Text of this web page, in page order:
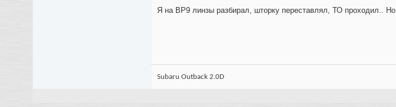
Я на BP9 линзы разбирал, шторку переставлял, ТО проходил..
Subaru Outback 2.0D